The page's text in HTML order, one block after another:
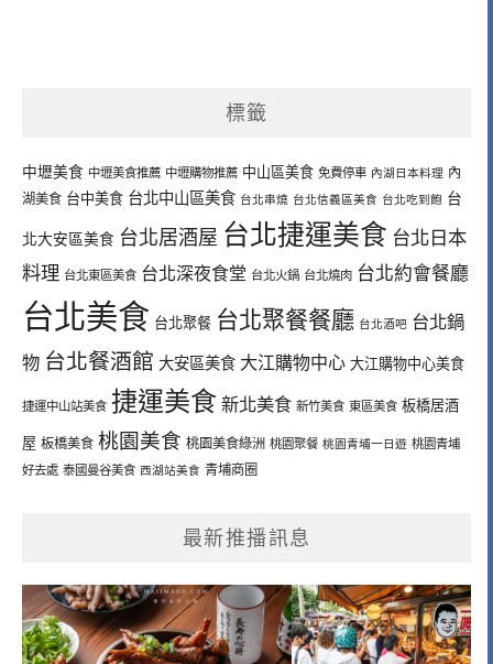
標籤
中壢美食 中壢美食推薦 中壢購物推薦 中山區美食 免費停車 內湖日本料理 內
湖美食 台中美食 台北中山區美食 台北串燒 台北信義區美食 台北吃到飽 台
北大安區美食 台北居酒屋 台北捷運美食 台北日本
料理 台北東區美食 台北深夜食堂 台北火鍋 台北燒肉 台北約會餐廳
台北美食 台北聚餐 台北聚餐餐廳 台北酒吧 台北鍋
物 台北餐酒館 大安區美食 大江購物中心 大江購物中心美食
捷運中山站美食 捷運美食 新北美食 新竹美食 東區美食 板橋居酒
屋 板橋美食 桃園美食 桃園美食綠洲 桃園聚餐 桃園青埔一日遊 桃園青埔
好去處 泰國曼谷美食 西湖站美食 青埔商圈
最新推播訊息